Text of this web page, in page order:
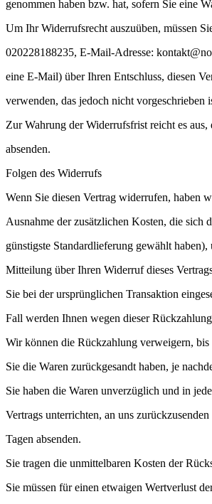
genommen haben bzw. hat, sofern Sie eine
Um Ihr Widerrufsrecht auszuüben, müssen
020228188235, E-Mail-Adresse:
eine E-Mail) über Ihren Entschluss, diesen
verwenden, das jedoch nicht vorgeschrieben
Zur Wahrung der Widerrufsfrist reicht es
absenden.
Folgen des Widerrufs
Wenn Sie diesen Vertrag widerrufen, haben
Ausnahme der zusätzlichen Kosten, die sich
günstigste Standardlieferung gewählt
Mitteilung über Ihren Widerruf dieses
Sie bei der ursprünglichen Transaktion
Fall werden Ihnen wegen dieser
Wir können die Rückzahlung verweigern,
Sie die Waren zurückgesandt haben, je
Sie haben die Waren unverzüglich und in
Vertrags unterrichten, an uns
Tagen absenden.
Sie tragen die unmittelbaren Kosten der
Sie müssen für einen etwaigen Wertverlust